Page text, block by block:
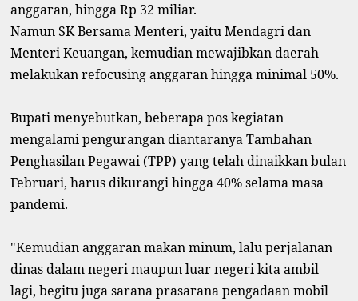
anggaran, hingga Rp 32 miliar.
Namun SK Bersama Menteri, yaitu Mendagri dan
Menteri Keuangan, kemudian mewajibkan daerah
melakukan refocusing anggaran hingga minimal 50%.
Bupati menyebutkan, beberapa pos kegiatan
mengalami pengurangan diantaranya Tambahan
Penghasilan Pegawai (TPP) yang telah dinaikkan bulan
Februari, harus dikurangi hingga 40% selama masa
pandemi.
"Kemudian anggaran makan minum, lalu perjalanan
dinas dalam negeri maupun luar negeri kita ambil
lagi, begitu juga sarana prasarana pengadaan mobil